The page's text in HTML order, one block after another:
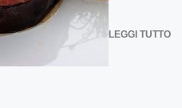
LEGGI TUTTO